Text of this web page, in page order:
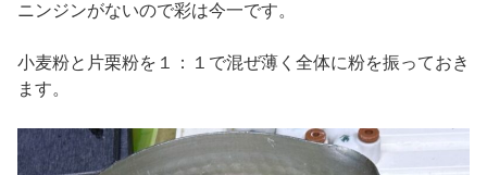
ニンジンがないので彩は今一です。
小麦粉と片栗粉を１：１で混ぜ薄く全体に粉を振っておき
ます。